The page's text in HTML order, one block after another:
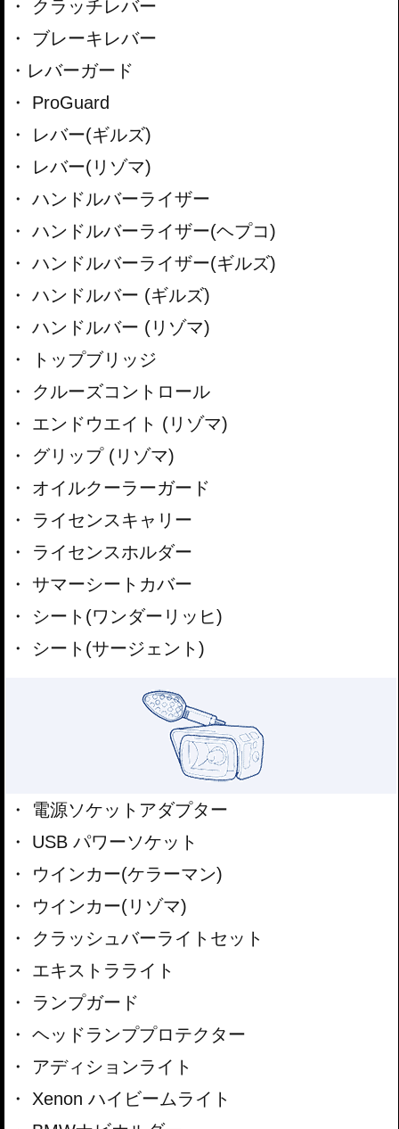
クラッチレバー
ブレーキレバー
レバーガード
ProGuard
レバー(ギルズ)
レバー(リゾマ)
ハンドルバーライザー
ハンドルバーライザー(ヘプコ)
ハンドルバーライザー(ギルズ)
ハンドルバー (ギルズ)
ハンドルバー (リゾマ)
トップブリッジ
クルーズコントロール
エンドウエイト (リゾマ)
グリップ (リゾマ)
オイルクーラーガード
ライセンスキャリー
ライセンスホルダー
サマーシートカバー
シート(ワンダーリッヒ)
シート(サージェント)
電源ソケットアダプター
USB パワーソケット
ウインカー(ケラーマン)
ウインカー(リゾマ)
クラッシュバーライトセット
エキストラライト
ランプガード
ヘッドランププロテクター
アディションライト
Xenon ハイビームライト